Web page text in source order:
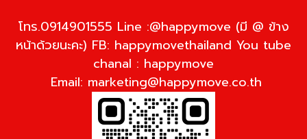
โทร.0914901555 Line :@happymove (มี @ ข้าง
หน้าด้วยนะคะ) FB: happymovethailand You tube
chanal : happymove
Email: marketing@happymove.co.th